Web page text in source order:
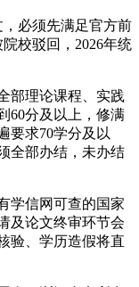
必须先满足官方前
校驳回，2026年统
部理论课程、实践
60分及以上，修满
要求70学分及以
全部办结，未办结
学信网可查的国家
及论文终审环节会
验、学历造假将直